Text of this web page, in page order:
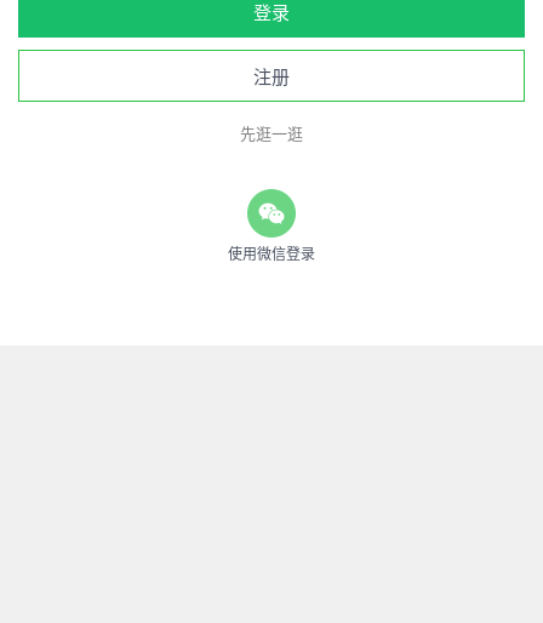
登录
注册
先逛一逛
使用微信登录